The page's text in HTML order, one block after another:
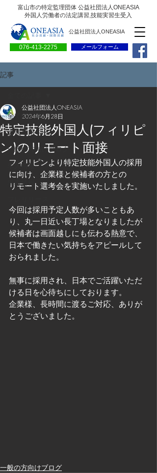
富山市の特定監理団体 公益社団法人ONEASIA
外国人労働者の法定講習,技能実習生受入
076-413-2275
公益社団法人ONEASIA
メールフォーム
記事
全ての記事
会員専用ページ
一般の方向けブログ
求人情報
求職情報
特定技能外国人(フィリピ
ン)のリモート面接
公益社団法人ONEASIA
2024年6月28日
フィリピンより特定技能外国人の採用
に向け、企業様と候補者の方との
リモート選考会を実施いたしました。
今回は採用予定人数が多いこともあ
り、丸一日近い長丁場となりましたが
候補者は画面越しにも伝わる熱意で、
日本で働きたい気持ちをアピールして
おられました。
無事に採用され、日本でご活躍いただ
ける日を心待ちにしております。
企業様、長時間に渡るご対応、ありが
とうございました。
一般の方向けブログ